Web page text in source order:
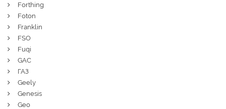
Forthing
Foton
Franklin
FSO
Fuqi
GAC
ГАЗ
Geely
Genesis
Geo